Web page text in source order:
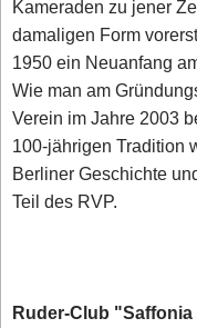
Kameraden zu jener
damaligen Form
1950 ein Neuanfang
Wie man am
Verein im Jahre 2003
100-jährigen Tradition
Berliner Geschichte
Teil des RVP.
Ruder-Club "Saffonia